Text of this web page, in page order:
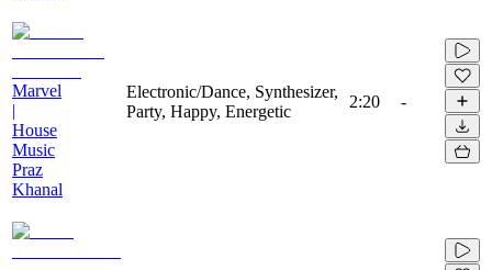
Marvel
|
House
Music
Praz
Khanal
Electronic/Dance, Synthesizer,
Party, Happy, Energetic
2:20 -